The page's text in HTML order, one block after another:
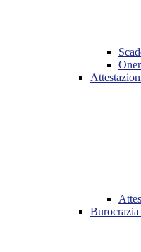
Burocrazia